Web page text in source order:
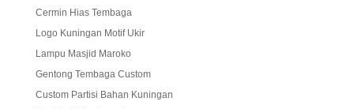
Cermin Hias Tembaga
Logo Kuningan Motif Ukir
Lampu Masjid Maroko
Gentong Tembaga Custom
Custom Partisi Bahan Kuningan